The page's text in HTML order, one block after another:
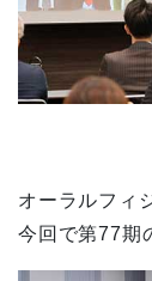
オーラルフィ
今回で第77期